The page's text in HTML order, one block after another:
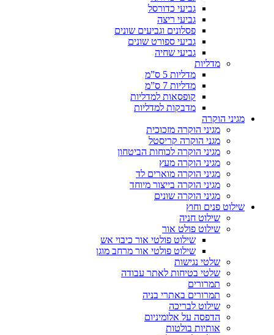
גביעי כדורסל
גביעי ריצה
פסלונים וגביעים שונים
גביעי ספורט שונים
גביעי שחיה
מדליות
מדליות 5 ס”מ
מדליות 7 ס”מ
קופסאות למדליות
מדבקות למדליות
מגיני הוקרה
מגיני הוקרה מזכוכית
מגני הוקרה קריסטל
מגיני הוקרה לכוחות הביטחון
מגיני הוקרה מעץ
מגיני הוקרה מוארים לד
מגיני הוקרה בייצור מיוחד
מגיני הוקרה שונים
שילוט פנים וחוץ
שילוט חניה
שילוט פולט אור
שילוט פולטי אור כיבוי אש
שילוט פולטי אור מרחב מוגן
שלטי נגישות
שלטי בטיחות לאתר עבודה
תמרורים
תמרורים באתרי בניה
שילוט לבריכה
הדפסה על אלומיניום
אותיות בולטות